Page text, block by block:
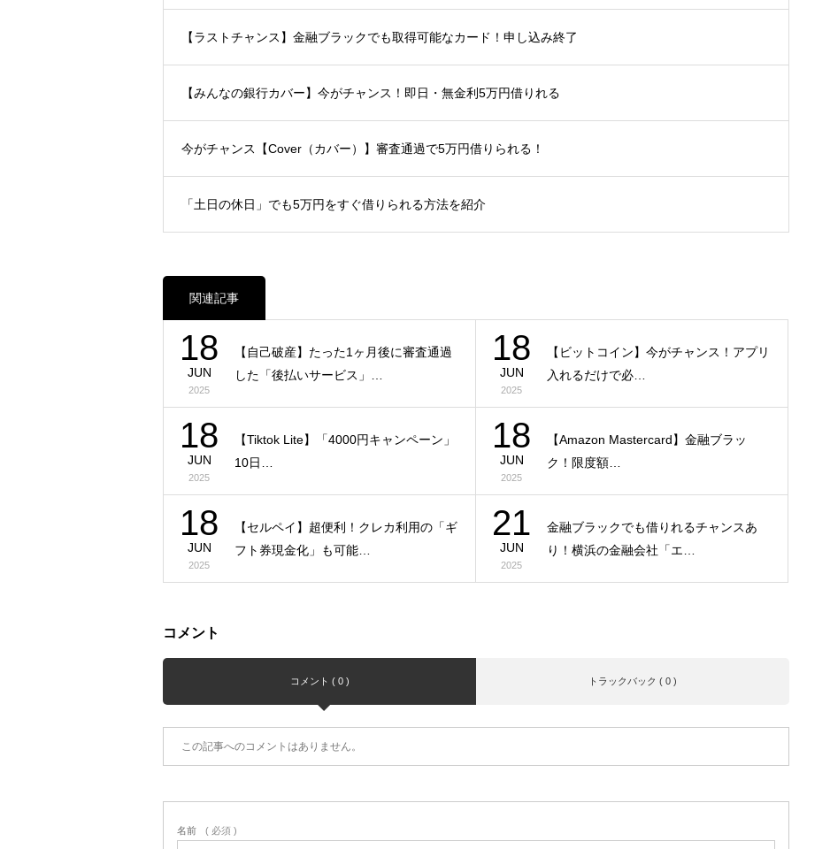
【ラストチャンス】金融ブラックでも取得可能なカード！申し込み終了
【みんなの銀行カバー】今がチャンス！即日・無金利5万円借りれる
今がチャンス【Cover（カバー）】審査通過で5万円借りられる！
「土日の休日」でも5万円をすぐ借りられる方法を紹介
関連記事
18
JUN
2025
【自己破産】たった1ヶ月後に審査通過
した「後払いサービス」…
18
JUN
2025
【ビットコイン】今がチャンス！アプリ
入れるだけで必…
18
JUN
2025
【Tiktok Lite】「4000円キャンペーン」
10日…
18
JUN
2025
【Amazon Mastercard】金融ブラッ
ク！限度額…
18
JUN
2025
【セルペイ】超便利！クレカ利用の「ギ
フト券現金化」も可能…
21
JUN
2025
金融ブラックでも借りれるチャンスあ
り！横浜の金融会社「エ…
コメント
コメント ( 0 ) トラックバック ( 0 )
この記事へのコメントはありません。
名前 ( 必須 )